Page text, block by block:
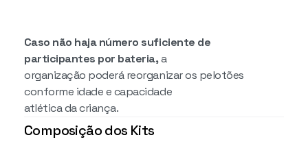
️Caso não haja número suficiente de
participantes por bateria,a
organização poderá reorganizar os pelotões
conforme idade e capacidade
atlética da criança.
Composição dos Kits